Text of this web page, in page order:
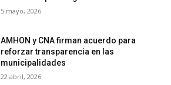
5 mayo, 2026
AMHON y CNA firman acuerdo para
reforzar transparencia en las
municipalidades
22 abril, 2026